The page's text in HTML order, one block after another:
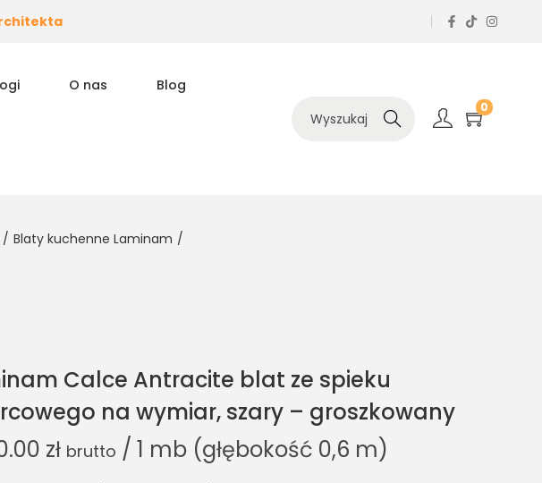
O nas Blog
Szukaj
0
/ Blaty kuchenne Laminam /
Calce Antracite blat ze spieku
na wymiar, szary – groszkowany
zł brutto / 1 mb (głębokość 0,6 m)